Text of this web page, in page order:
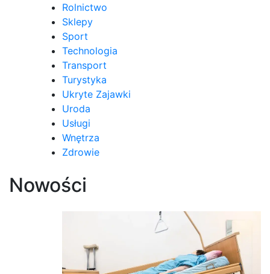
Rolnictwo
Sklepy
Sport
Technologia
Transport
Turystyka
Ukryte Zajawki
Uroda
Usługi
Wnętrza
Zdrowie
Nowości